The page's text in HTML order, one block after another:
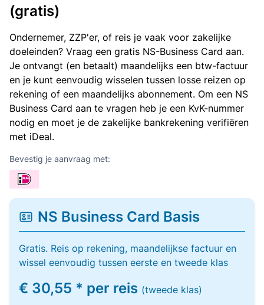
(gratis)
Ondernemer, ZZP'er, of reis je vaak voor zakelijke
doeleinden? Vraag een gratis NS-Business Card aan.
Je ontvangt (en betaalt) maandelijks een btw-factuur
en je kunt eenvoudig wisselen tussen losse reizen op
rekening of een maandelijks abonnement. Om een NS
Business Card aan te vragen heb je een KvK-nummer
nodig en moet je de zakelijke bankrekening verifiëren
met iDeal.
Bevestig je aanvraag met:
NS Business Card Basis
Gratis. Reis op rekening, maandelijkse factuur en
wissel eenvoudig tussen eerste en tweede klas
€ 30,55 * per reis (tweede klas)